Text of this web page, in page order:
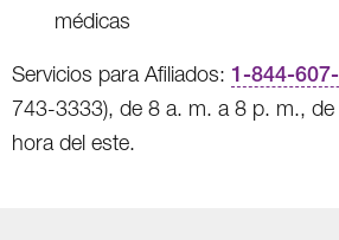
médicas
Servicios para Afiliados: 1-844-
743-3333), de 8 a. m. a 8 p. m., de
hora del este.